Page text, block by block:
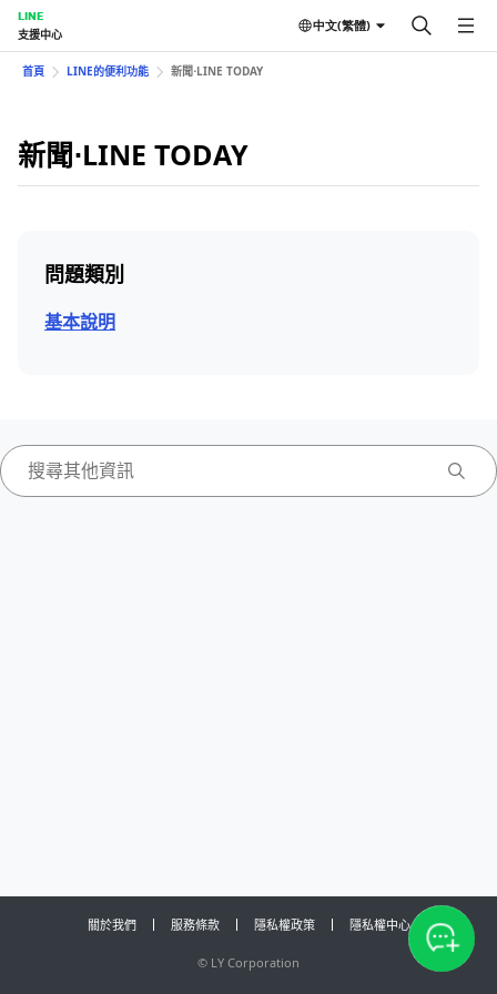
LINE
支援中心
中文(繁體)
首頁 LINE的便利功能 新聞⋅LINE TODAY
新聞⋅LINE TODAY
問題類別
基本說明
關於我們 服務條款 隱私權政策 隱私權中心
© LY Corporation